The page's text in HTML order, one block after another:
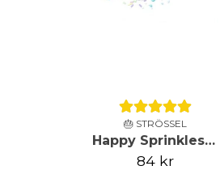
🎂 STRÖSSEL
Happy Sprinkles - Strössel - Pastel Vibes - 90g
84 kr